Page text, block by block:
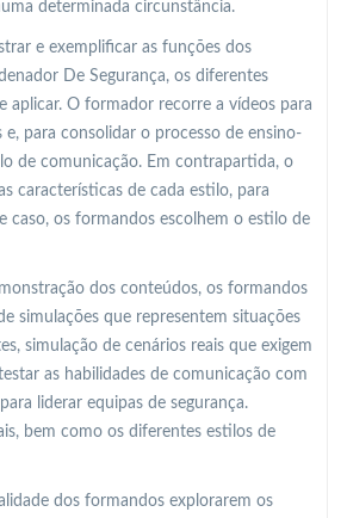
determinada circunstância.
e exemplificar as funções dos
De Segurança, os diferentes
aplicar. O formador recorre a vídeos para
para consolidar o processo de ensino-
de comunicação. Em contrapartida, o
características de cada estilo, para
caso, os formandos escolhem o estilo de
dos conteúdos, os formandos
simulações que representem situações
simulação de cenários reais que exigem
as habilidades de comunicação com
liderar equipas de segurança.
bem como os diferentes estilos de
dos formandos explorarem os